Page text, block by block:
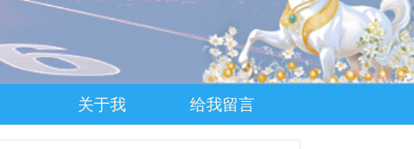
关于我 给我留言